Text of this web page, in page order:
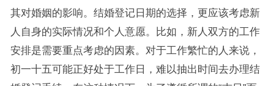
其对婚姻的影响。结婚登记日期的选择，更应该考虑新
人自身的实际情况和个人意愿。比如，新人双方的工作
安排是需要重点考虑的因素。对于工作繁忙的人来说，
初一十五可能正好处于工作日，难以抽出时间去办理结